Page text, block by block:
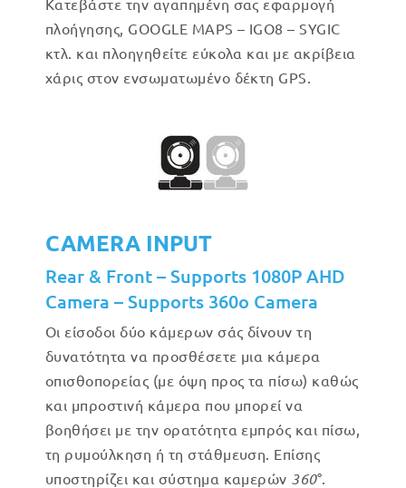
Κατεβάστε την αγαπημένη σας εφαρμογή
πλοήγησης, GOOGLE MAPS – IGO8 – SYGIC
κτλ. και πλοηγηθείτε εύκολα και με ακρίβεια
χάρις στον ενσωματωμένο δέκτη GPS.
CAMERA INPUT
Rear & Front – Supports 1080P AHD
Camera – Supports 360o Camera
Οι είσοδοι δύο κάμερων σάς δίνουν τη
δυνατότητα να προσθέσετε μια κάμερα
οπισθοπορείας (με όψη προς τα πίσω) καθώς
και μπροστινή κάμερα που μπορεί να
βοηθήσει με την ορατότητα εμπρός και πίσω,
τη ρυμούλκηση ή τη στάθμευση. Επίσης
υποστηρίζει και σύστημα καμερών 360°.